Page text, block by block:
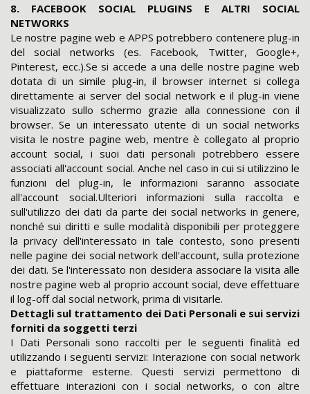
8. FACEBOOK SOCIAL PLUGINS E ALTRI SOCIAL
NETWORKS
Le nostre pagine web e APPS potrebbero contenere plug-in
del social networks (es. Facebook, Twitter, Google+,
Pinterest, ecc.).Se si accede a una delle nostre pagine web
dotata di un simile plug-in, il browser internet si collega
direttamente ai server del social network e il plug-in viene
visualizzato sullo schermo grazie alla connessione con il
browser. Se un interessato utente di un social networks
visita le nostre pagine web, mentre è collegato al proprio
account social, i suoi dati personali potrebbero essere
associati all'account social. Anche nel caso in cui si utilizzino le
funzioni del plug-in, le informazioni saranno associate
all'account social.Ulteriori informazioni sulla raccolta e
sull'utilizzo dei dati da parte dei social networks in genere,
nonché sui diritti e sulle modalità disponibili per proteggere
la privacy dell'interessato in tale contesto, sono presenti
nelle pagine dei social network dell'account, sulla protezione
dei dati. Se l'interessato non desidera associare la visita alle
nostre pagine web al proprio account social, deve effettuare
il log-off dal social network, prima di visitarle.
Dettagli sul trattamento dei Dati Personali e sui servizi
forniti da soggetti terzi
I Dati Personali sono raccolti per le seguenti finalità ed
utilizzando i seguenti servizi: Interazione con social network
e piattaforme esterne. Questi servizi permettono di
effettuare interazioni con i social networks, o con altre